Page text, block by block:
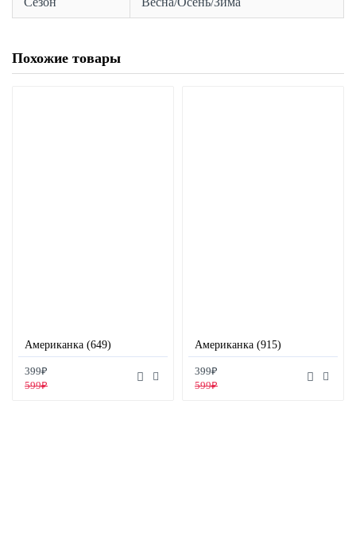
Похожие товары
Американка (649)
399₽
599₽
Американка (915)
399₽
599₽